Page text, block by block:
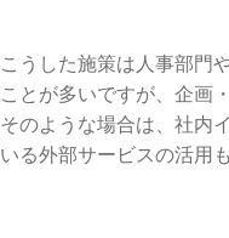
こうした施策は人事部門
ことが多いですが、企画
そのような場合は、社内
いる外部サービスの活用